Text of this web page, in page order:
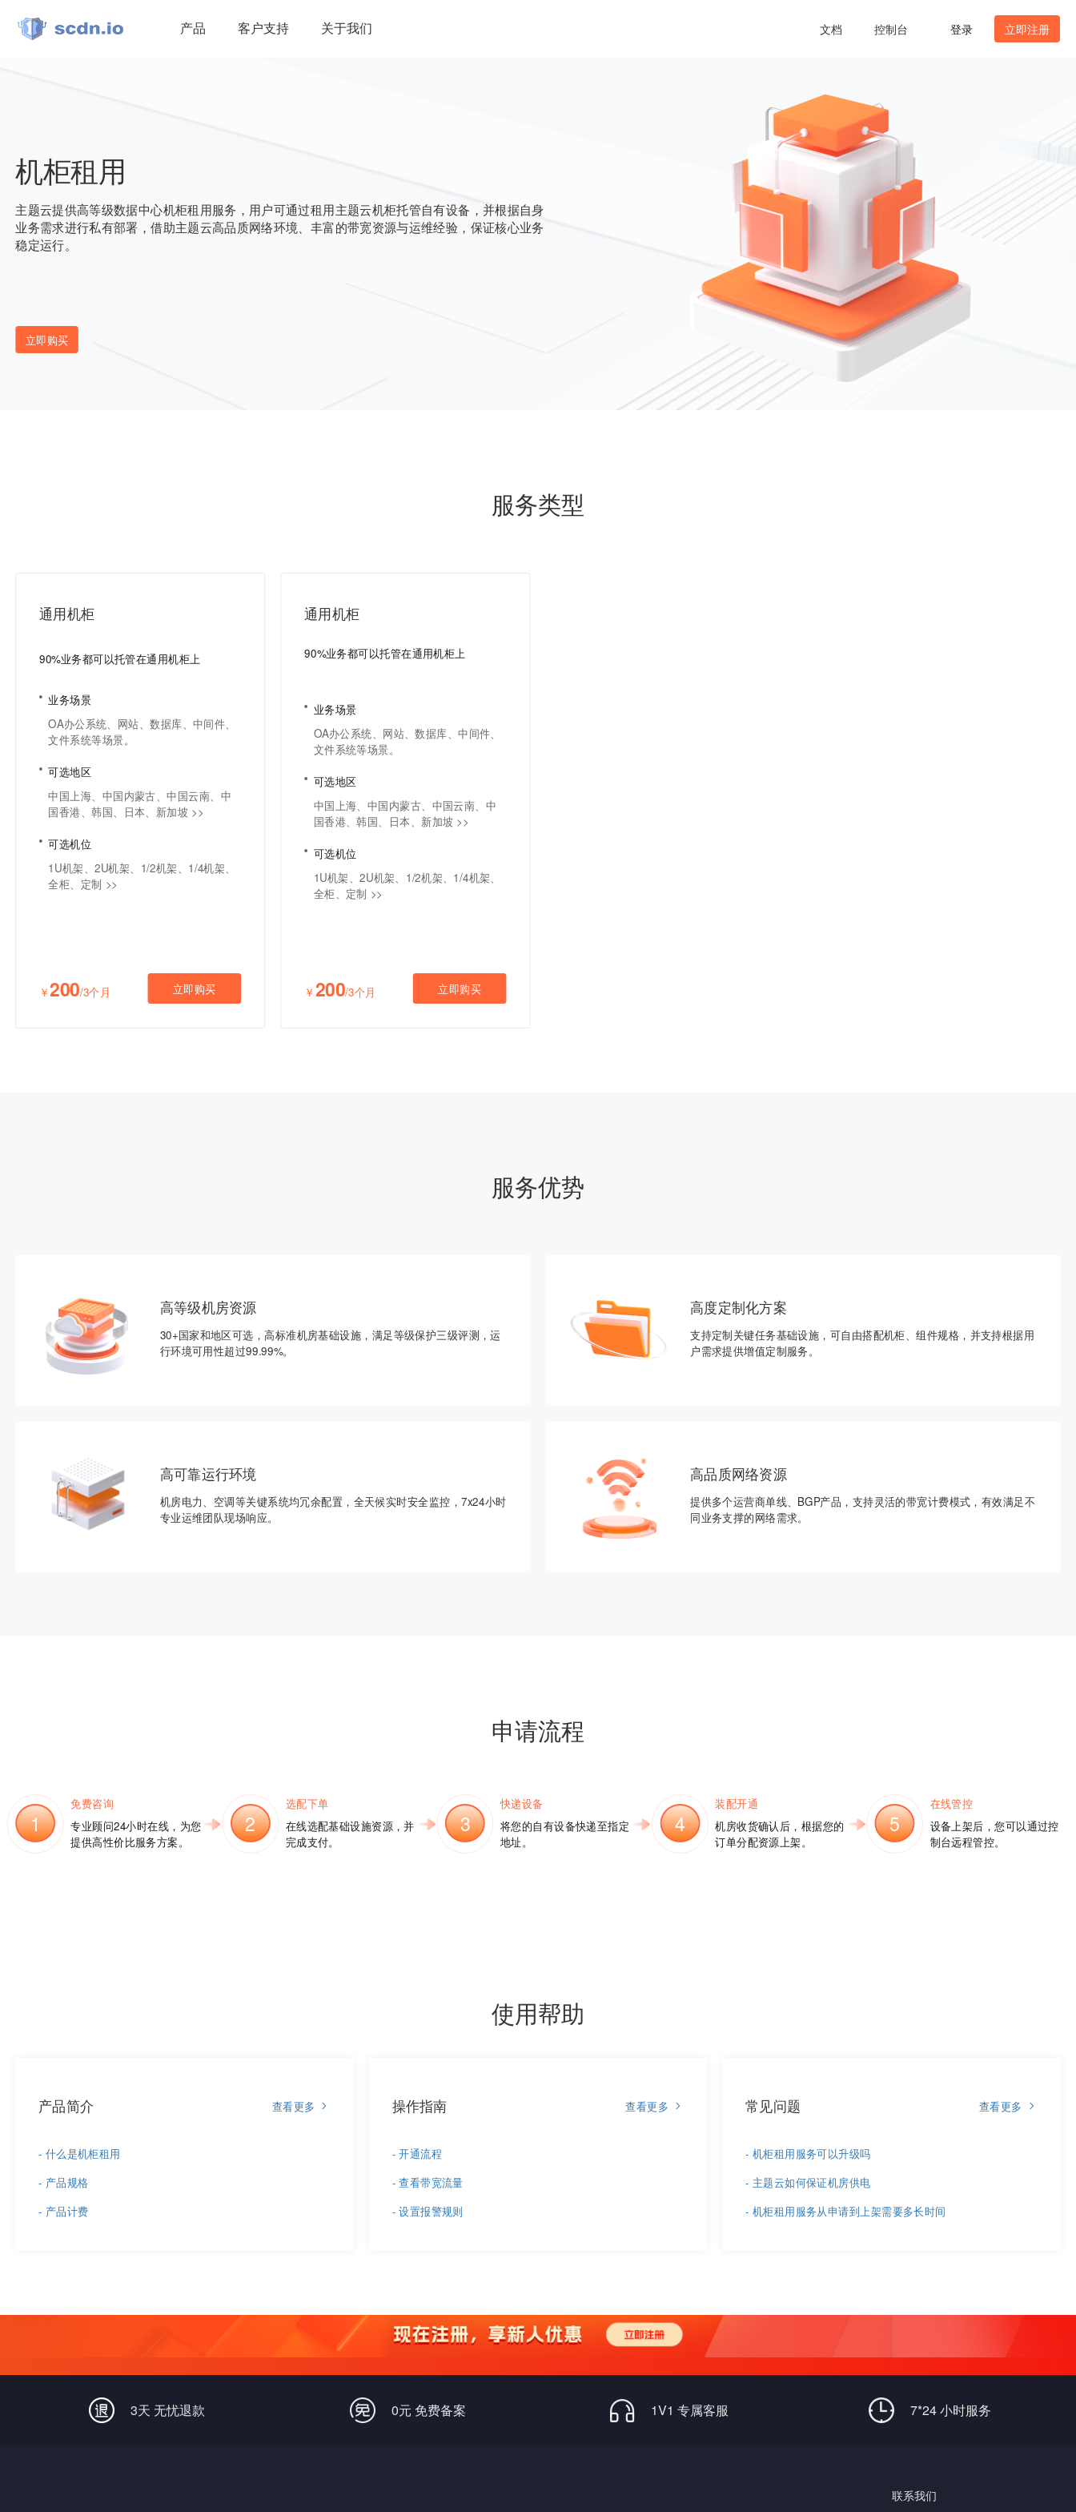
产品 客户支持 关于我们 文档 控制台 登录 立即注册
机柜租用
主题云提供高等级数据中心机柜租用服务，用户可通过租用主题云机柜托管自有设备，并根据自身
业务需求进行私有部署，借助主题云高品质网络环境、丰富的带宽资源与运维经验，保证核心业务
稳定运行。
立即购买
服务类型
通用机柜
90%业务都可以托管在通用机柜上
业务场景
OA办公系统、网站、数据库、中间件、
文件系统等场景。
可选地区
中国上海、中国内蒙古、中国云南、中
国香港、韩国、日本、新加坡 >>
可选机位
1U机架、2U机架、1/2机架、1/4机架、
全柜、定制 >>
￥200/3个月 立即购买
通用机柜
90%业务都可以托管在通用机柜上
业务场景
OA办公系统、网站、数据库、中间件、
文件系统等场景。
可选地区
中国上海、中国内蒙古、中国云南、中
国香港、韩国、日本、新加坡 >>
可选机位
1U机架、2U机架、1/2机架、1/4机架、
全柜、定制 >>
￥ 200/3个月 立即购买
服务优势
高等级机房资源
30+国家和地区可选，高标准机房基础设施，满足等级保护三级评测，运
行环境可用性超过99.99%。
高度定制化方案
支持定制关键任务基础设施，可自由搭配机柜、组件规格，并支持根据用
户需求提供增值定制服务。
高可靠运行环境
机房电力、空调等关键系统均冗余配置，全天候实时安全监控，7x24小时
专业运维团队现场响应。
高品质网络资源
提供多个运营商单线、BGP产品，支持灵活的带宽计费模式，有效满足不
同业务支撑的网络需求。
申请流程
1
免费咨询
专业顾问24小时在线，为您
提供高性价比服务方案。
2
选配下单
在线选配基础设施资源，并
完成支付。
3
快递设备
将您的自有设备快递至指定
地址。
4
装配开通
机房收货确认后，根据您的
订单分配资源上架。
5
在线管控
设备上架后，您可以通过控
制台远程管控。
使用帮助
产品简介 查看更多
- 什么是机柜租用
- 产品规格
- 产品计费
操作指南 查看更多
- 开通流程
- 查看带宽流量
- 设置报警规则
常见问题 查看更多
- 机柜租用服务可以升级吗
- 主题云如何保证机房供电
- 机柜租用服务从申请到上架需要多长时间
3天 无忧退款 0元 免费备案 1V1 专属客服 7*24 小时服务
联系我们